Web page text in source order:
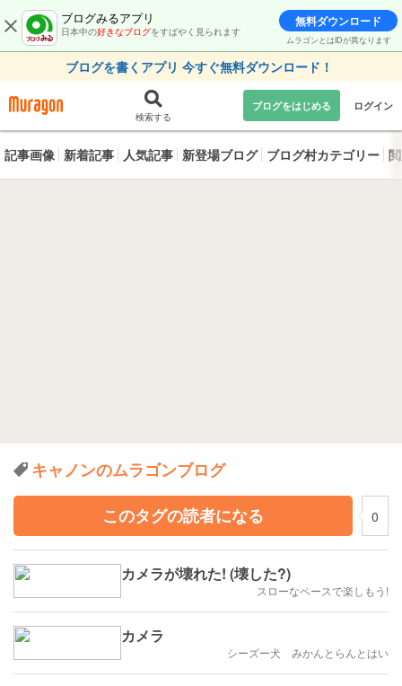
ブログみるアプリ
日本中の好きなブログをすばやく見られます
無料ダウンロード
ムラゴンとはIDが異なります
ブログを書くアプリ 今すぐ無料ダウンロード！
検索する
ブログをはじめる ログイン
記事画像 新着記事 人気記事 新登場ブログ ブログ村カテゴリー
キャノンのムラゴンブログ
このタグの読者になる
0
カメラが壊れた! (壊した?)
スローなペースで楽しもう!
カメラ
シーズー犬 みかんとらんとはい